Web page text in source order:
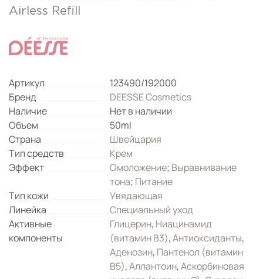
Airless Refill
Артикул
123490/192000
Бренд
DEESSE Cosmetics
Наличие
Нет в наличии
Объем
50ml
Страна
Швейцария
Тип средств
Крем
Эффект
Омоложение; Выравнивание
тона; Питание
Тип кожи
Увядающая
Линейка
Специальный уход
Активные
компоненты
Глицерин, Ниацинамид
(витамин B3),Антиоксиданты,
Аденозин, Пантенол (витамин
B5),Аллантоин,Аскорбиновая